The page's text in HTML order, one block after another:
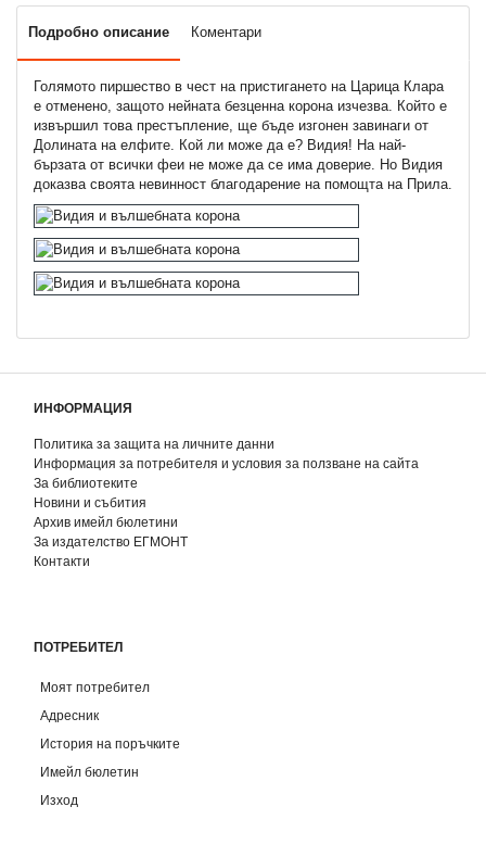
Подробно описание Коментари
Голямото пиршество в чест на пристигането на Царица Клара
е отменено, защото нейната безценна корона изчезва. Който е
извършил това престъпление, ще бъде изгонен завинаги от
Долината на елфите. Кой ли може да е? Видия! На най-
бързата от всички феи не може да се има доверие. Но Видия
доказва своята невинност благодарение на помощта на Прила.
ИНФОРМАЦИЯ
Политика за защита на личните данни
Информация за потребителя и условия за ползване на сайта
За библиотеките
Новини и събития
Архив имейл бюлетини
За издателство ЕГМОНТ
Контакти
ПОТРЕБИТЕЛ
Моят потребител
Адресник
История на поръчките
Имейл бюлетин
Изход